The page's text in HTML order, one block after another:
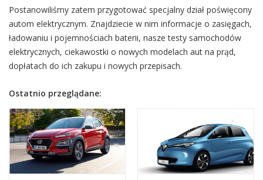
Postanowiliśmy zatem przygotować specjalny dział poświęcony
autom elektrycznym. Znajdziecie w nim informacje o zasięgach,
ładowaniu i pojemnościach baterii, nasze testy samochodów
elektrycznych, ciekawostki o nowych modelach aut na prąd,
dopłatach do ich zakupu i nowych przepisach.
Ostatnio przeglądane: